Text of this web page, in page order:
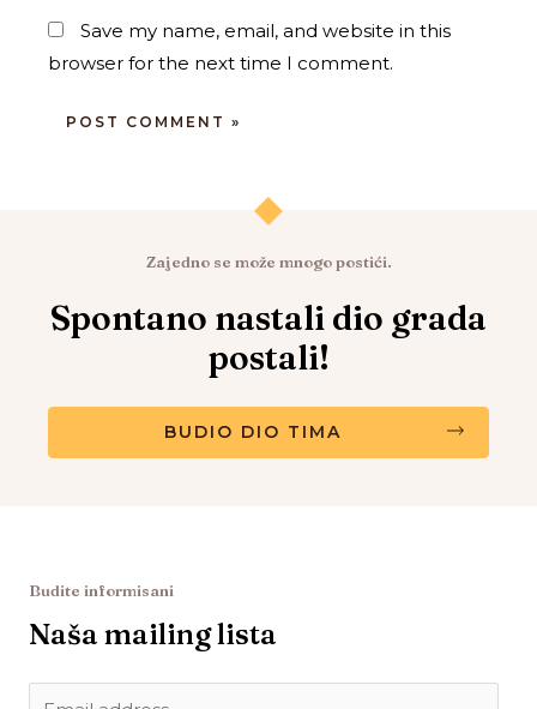
Save my name, email, and website in this
browser for the next time I comment.
Zajedno se može mnogo postići.
Spontano nastali dio grada
postali!
BUDIO DIO TIMA
Budite informisani
Naša mailing lista